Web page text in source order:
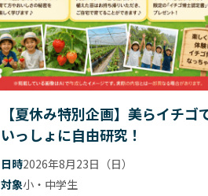
【夏休み特別企画】美らイチゴ
いっしょに自由研究！
日時2026年8月23日（日）
対象小・中学生